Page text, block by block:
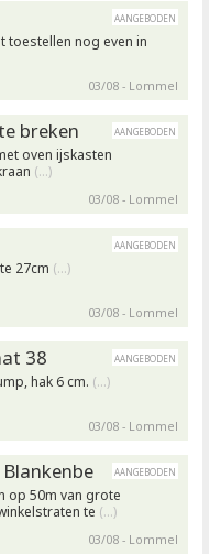
aangeboden
toestellen nog even in
03/08 - Lommel
breken aangeboden
oven ijskasten
(…)
03/08 - Lommel
aangeboden
27cm (…)
03/08 - Lommel
38 aangeboden
hak 6 cm. (…)
03/08 - Lommel
aangeboden
op 50m van grote
te (…)
03/08 - Lommel